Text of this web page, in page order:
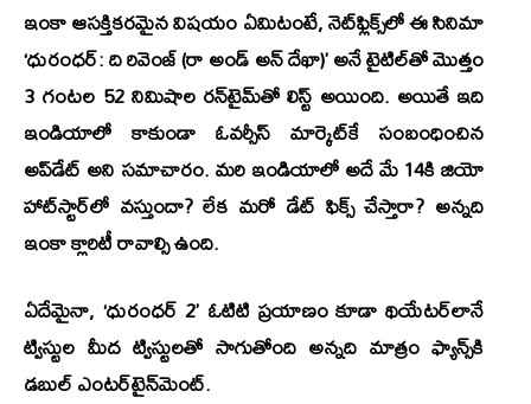
ఇంకా ఆసక్తికరమైన విషయం ఏమిటంటే, నెట్‌ఫ్లిక్స్‌లో ఈ సినిమా
‘ధురంధర్: ది రివెంజ్ (రా అండ్ అన్ దేఖా)’అనే టైటిల్‌తో మొత్తం
3 గంటల 52 నిమిషాల రన్‌టైమ్‌తో లిస్ట్ అయింది. అయితే ఇది
ఇండియాలో కాకుండా ఓవర్సీస్ మార్కెట్‌కే సంబంధించిన
అప్‌డేట్ అని సమాచారం. మరి ఇండియాలో అదే మే 14కి జియో
హాట్‌స్టార్‌లో వస్తుందా? లేక మరో డేట్ ఫిక్స్ చేస్తారా? అన్నది
ఇంకా క్లారిటీ రావాల్సి ఉంది.
ఏదేమైనా, ‘ధురంధర్ 2’ ఓటిటి ప్రయాణం కూడా థియేటర్‌లానే
ట్విస్టుల మీద ట్విస్టులతో సాగుతోంది అన్నది మాత్రం ఫ్యాన్స్‌కి
డబుల్ ఎంటర్‌టైన్‌మెంట్.